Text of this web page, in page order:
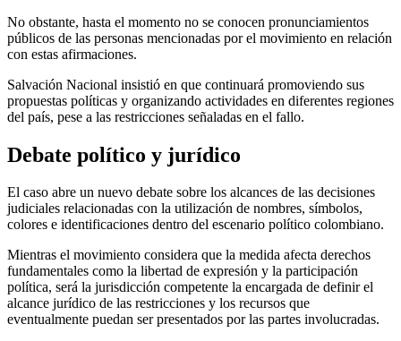
No obstante, hasta el momento no se conocen pronunciamientos
públicos de las personas mencionadas por el movimiento en relación
con estas afirmaciones.
Salvación Nacional insistió en que continuará promoviendo sus
propuestas políticas y organizando actividades en diferentes regiones
del país, pese a las restricciones señaladas en el fallo.
Debate político y jurídico
El caso abre un nuevo debate sobre los alcances de las decisiones
judiciales relacionadas con la utilización de nombres, símbolos,
colores e identificaciones dentro del escenario político colombiano.
Mientras el movimiento considera que la medida afecta derechos
fundamentales como la libertad de expresión y la participación
política, será la jurisdicción competente la encargada de definir el
alcance jurídico de las restricciones y los recursos que
eventualmente puedan ser presentados por las partes involucradas.